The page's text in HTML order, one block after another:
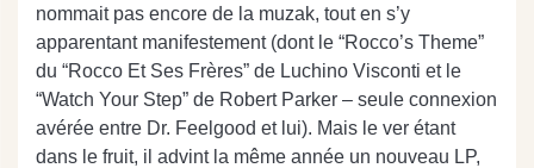
nommait pas encore de la muzak, tout en s’y
apparentant manifestement (dont le “Rocco’s Theme”
du “Rocco Et Ses Frères” de Luchino Visconti et le
“Watch Your Step” de Robert Parker – seule connexion
avérée entre Dr. Feelgood et lui). Mais le ver étant
dans le fruit, il advint la même année un nouveau LP,